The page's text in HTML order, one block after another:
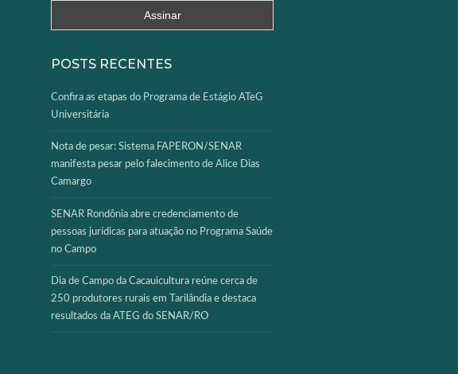
POSTS RECENTES
Confira as etapas do Programa de Estágio ATeG
Universitária
Nota de pesar: Sistema FAPERON/SENAR
manifesta pesar pelo falecimento de Alice Dias
Camargo
SENAR Rondônia abre credenciamento de
pessoas jurídicas para atuação no Programa Saúde
no Campo
Dia de Campo da Cacauicultura reúne cerca de
250 produtores rurais em Tarilândia e destaca
resultados da ATEG do SENAR/RO